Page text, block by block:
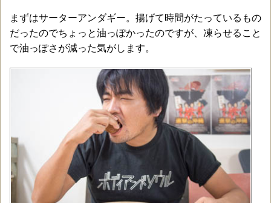
まずはサーターアンダギー。揚げて時間がたっているもの
だったのでちょっと油っぽかったのですが、凍らせること
で油っぽさが減った気がします。